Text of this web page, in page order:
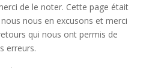
de le noter. Cette page était
nous en excusons et merci
qui nous ont permis de
erreurs.